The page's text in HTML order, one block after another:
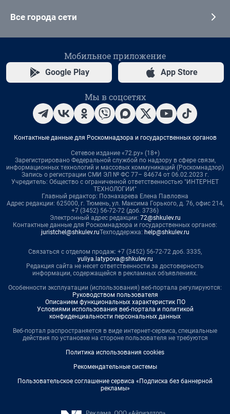
Все города сети
Мобильное приложение
Google Play App Store
Мы в соцсетях
Контактные данные для Роскомнадзора и государственных органов
Сетевое издание «72.ру» (18+)
Зарегистрировано Федеральной службой по надзору в сфере связи,
информационных технологий и массовых коммуникаций (Роскомнадзор)
Запись о регистрации СМИ ЭЛ № ФС 77– 84674 от 06.02.2023 г.
Учредитель: Общество с ограниченной ответственностью "ИНТЕРНЕТ
ТЕХНОЛОГИИ"
Главный редактор: Познахарева Елена Павловна
Адрес редакции: 625000, г. Тюмень, ул. Максима Горького, д. 76, офис 214,
+7 (3452) 56-72-72 (доб. 3736)
Электронный адрес редакции: 72@shkulev.ru
Контактные данные для Роскомнадзора и государственных органов:
juristchel@shkulev.ruТехподдержка: help@shkulev.ru
Связаться с отделом продаж: +7 (3452) 56-72-72 доб. 3335,
yuliya.latypova@shkulev.ru
Редакция сайта не несет ответственности за достоверность
информации, содержащейся в рекламных объявлениях.
Особенности эксплуатации (использования) веб-портала регулируются:
Руководством пользователя
Описанием функциональных характеристик ПО
Условиями использования веб-портала и политикой
конфиденциальности персональных данных
Веб-портал распространяется в виде интернет-сервиса, специальные
действия по установке на стороне пользователя не требуются
Политика использования cookies
Рекомендательные системы
Пользовательское соглашение сервиса «Подписка без баннерной
рекламы»